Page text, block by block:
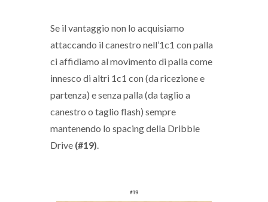
Se il vantaggio non lo acquisiamo
attaccando il canestro nell’1c1 con palla
ci affidiamo al movimento di palla come
innesco di altri 1c1 con (da ricezione e
partenza) e senza palla (da taglio a
canestro o taglio flash) sempre
mantenendo lo spacing della Dribble
Drive (#19)